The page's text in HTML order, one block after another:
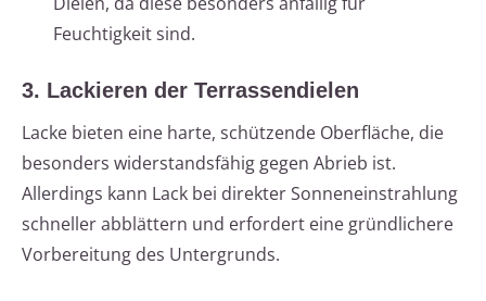
Feuchtigkeit sind.
3. Lackieren der Terrassendielen
Lacke bieten eine harte, schützende Oberfläche, die
besonders widerstandsfähig gegen Abrieb ist.
Allerdings kann Lack bei direkter Sonneneinstrahlung
schneller abblättern und erfordert eine gründlichere
Vorbereitung des Untergrunds.